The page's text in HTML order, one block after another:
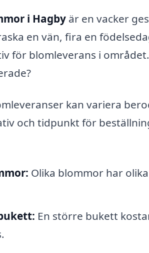
i Hagby är en vacker
en vän, fira en
för blomleverans i
kan variera
och tidpunkt för
Olika blommor har
En större bukett